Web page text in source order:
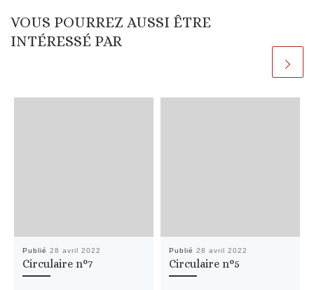
VOUS POURREZ AUSSI ÊTRE
INTÉRESSÉ PAR
Publié 28 avril 2022
Circulaire n°7
Publié 28 avril 2022
Circulaire n°5